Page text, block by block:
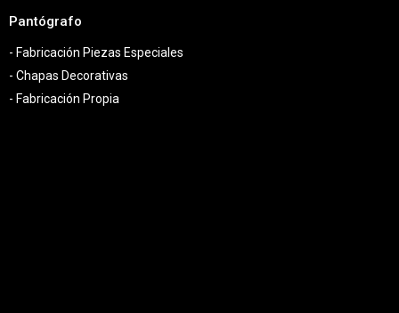
Pantógrafo
- Fabricación Piezas Especiales
- Chapas Decorativas
- Fabricación Propia